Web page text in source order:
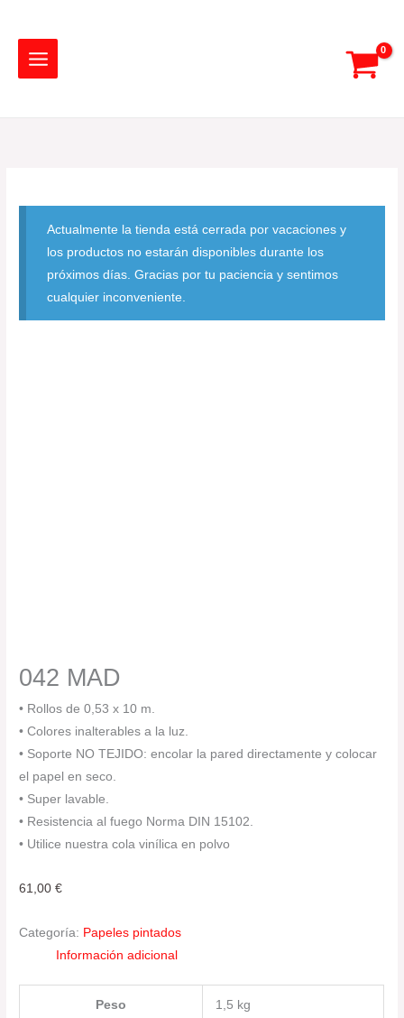
contenido
Actualmente la tienda está cerrada por vacaciones y
los productos no estarán disponibles durante los
próximos días. Gracias por tu paciencia y sentimos
cualquier inconveniente.
042 MAD
• Rollos de 0,53 x 10 m.
• Colores inalterables a la luz.
• Soporte NO TEJIDO: encolar la pared directamente y colocar
el papel en seco.
• Super lavable.
• Resistencia al fuego Norma DIN 15102.
• Utilice nuestra cola vinílica en polvo
61,00€
Categoría: Papeles pintados
Información adicional
Peso 1,5 kg